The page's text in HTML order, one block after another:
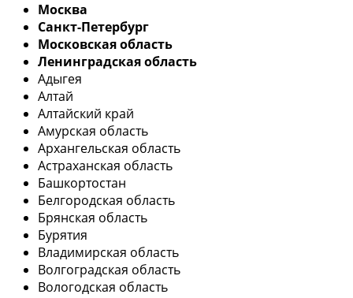
Москва
Санкт-Петербург
Московская область
Ленинградская область
Адыгея
Алтай
Алтайский край
Амурская область
Архангельская область
Астраханская область
Башкортостан
Белгородская область
Брянская область
Бурятия
Владимирская область
Волгоградская область
Вологодская область